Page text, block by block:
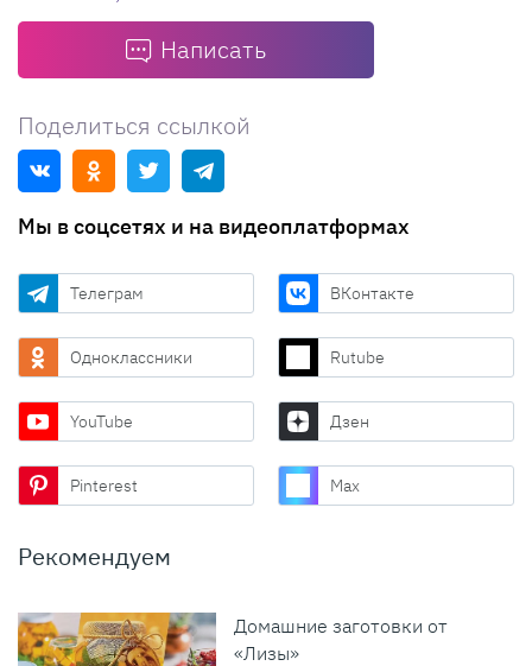
Написать
Поделиться ссылкой
Мы в соцсетях и на видеоплатформах
Телеграм ВКонтакте
Одноклассники Rutube
YouTube Дзен
Pinterest Max
Рекомендуем
Домашние заготовки от
«Лизы»